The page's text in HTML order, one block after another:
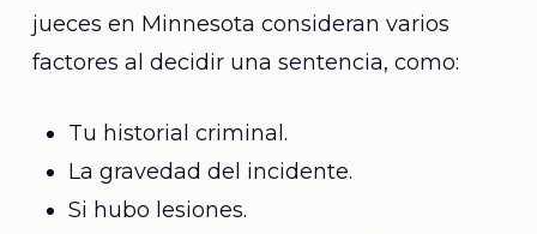
jueces en Minnesota consideran varios
factores al decidir una sentencia, como:
Tu historial criminal.
La gravedad del incidente.
Si hubo lesiones.